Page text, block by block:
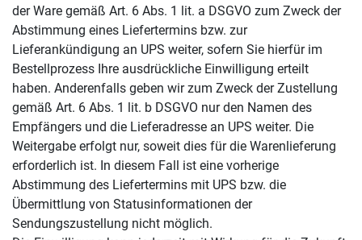
der Ware gemäß Art. 6 Abs. 1 lit. a DSGVO zum Zweck der
Abstimmung eines Liefertermins bzw. zur
Lieferankündigung an UPS weiter, sofern Sie hierfür im
Bestellprozess Ihre ausdrückliche Einwilligung erteilt
haben. Anderenfalls geben wir zum Zweck der Zustellung
gemäß Art. 6 Abs. 1 lit. b DSGVO nur den Namen des
Empfängers und die Lieferadresse an UPS weiter. Die
Weitergabe erfolgt nur, soweit dies für die Warenlieferung
erforderlich ist. In diesem Fall ist eine vorherige
Abstimmung des Liefertermins mit UPS bzw. die
Übermittlung von Statusinformationen der
Sendungszustellung nicht möglich.